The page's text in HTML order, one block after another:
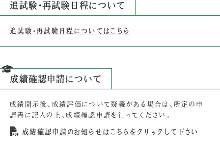
追試験・再試験日程について
追試験・再試験日程についてはこちら
成績確認申請について
成績開示後、成績評価について疑義がある場合は、所定の申
請書に記入の上、成績確認申請を行ってください。
成績確認申請のお知らせはこちらをクリックして下さい